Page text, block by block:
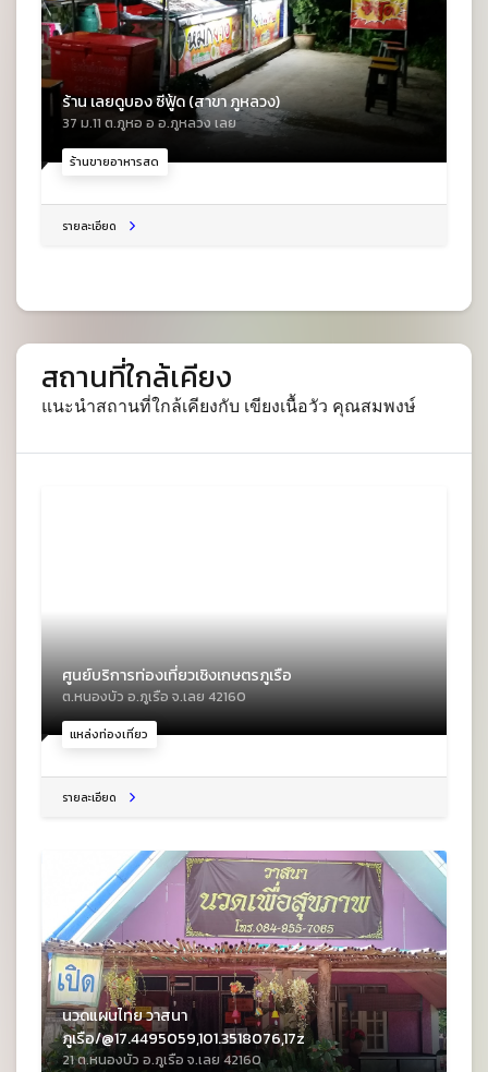
ร้านขายอาหารสด
ร้าน เลยดูบอง ซีฟู้ด (สาขา ภูหลวง)
37 ม.11 ต.ภูหอ อ อ.ภูหลวง เลย
รายละเอียด
สถานที่ใกล้เคียง
แนะนำสถานที่ใกล้เคียงกับ เขียงเนื้อวัว คุณสมพงษ์
แหล่งท่องเที่ยว
ศูนย์บริการท่องเที่ยวเชิงเกษตรภูเรือ
ต.หนองบัว อ.ภูเรือ จ.เลย 42160
รายละเอียด
นวดแผนไทย วาสนา
ภูเรือ/@17.4495059,101.3518076,17z
21 ต.หนองบัว อ.ภูเรือ จ.เลย 42160